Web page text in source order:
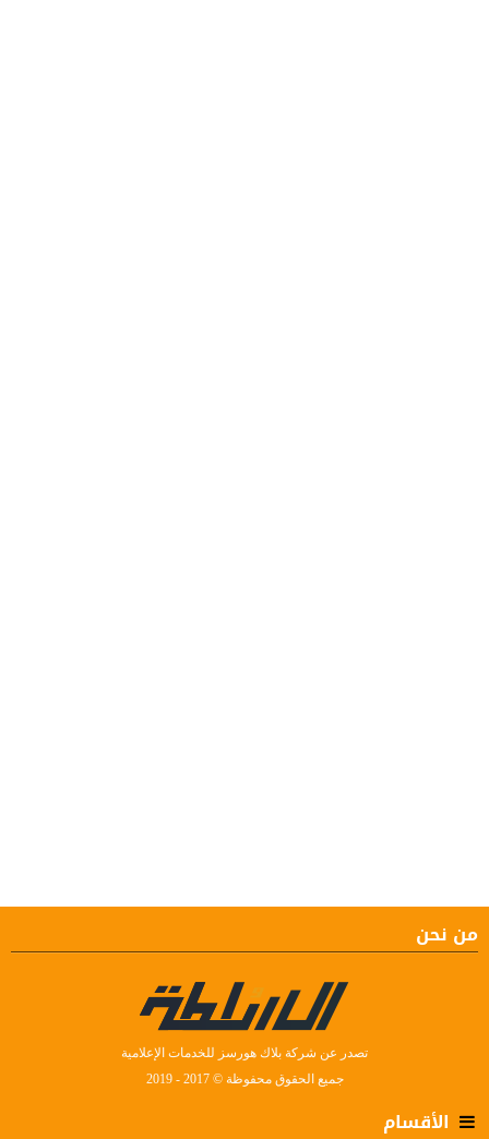
من نحن
تصدر عن شركة بلاك هورسز للخدمات الإعلامية
جميع الحقوق محفوظة © 2017 - 2019
الأقسام